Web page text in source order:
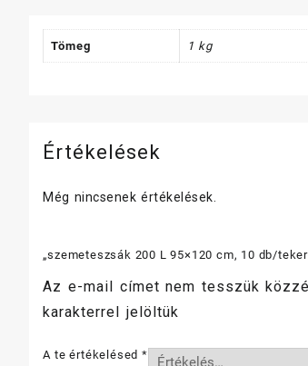
Tömeg 1 kg
Értékelések
Még nincsenek értékelések.
„szemeteszsák 200 L 95×120 cm, 10 db/
Az e-mail címet nem tesszük
karakterrel jelöltük
A te értékelésed *